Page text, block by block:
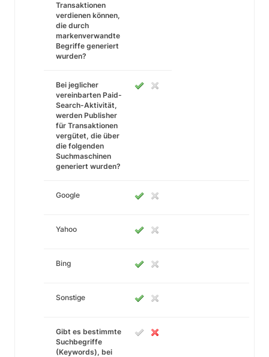
Transaktionen
verdienen können,
die durch
markenverwandte
Begriffe generiert
wurden?
Bei jeglicher
vereinbarten Paid-
Search-Aktivität,
werden Publisher
für Transaktionen
vergütet, die über
die folgenden
Suchmaschinen
generiert wurden?
Google
Yahoo
Bing
Sonstige
Gibt es bestimmte
Suchbegriffe
(Keywords), bei